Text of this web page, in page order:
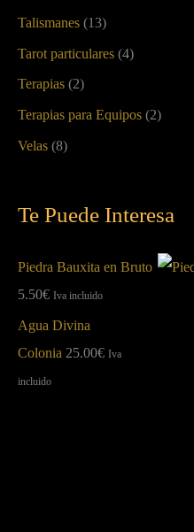
Talismanes (13)
Tarot particulares (4)
Terapias (2)
Terapias para Equipos (2)
Velas (8)
Te Puede Interesa
Piedra Bauxita en Bruto
5.50€ Iva incluido
Agua Divina
Colonia 25.00€ Iva
incluido